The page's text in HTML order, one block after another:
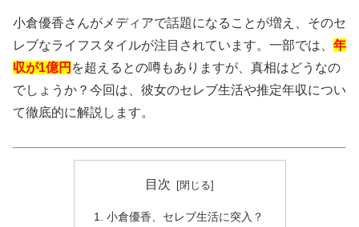
小倉優香さんがメディアで話題になることが増え、そのセ
レブなライフスタイルが注目されています。一部では、 年
収が1億円 を超えるとの噂もありますが、真相はどうなの
でしょうか？今回は、彼女のセレブ生活や推定年収につい
て徹底的に解説します。
目次
小倉優香、セレブ生活に突入？